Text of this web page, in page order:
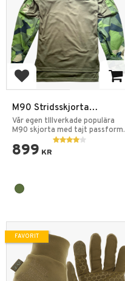
Lägg till i favoriter
M90 Stridsskjorta
Snabbtorkande
Vår egen tlllverkade populära
M90 skjorta med tajt passform.
899 KR
FAVORIT